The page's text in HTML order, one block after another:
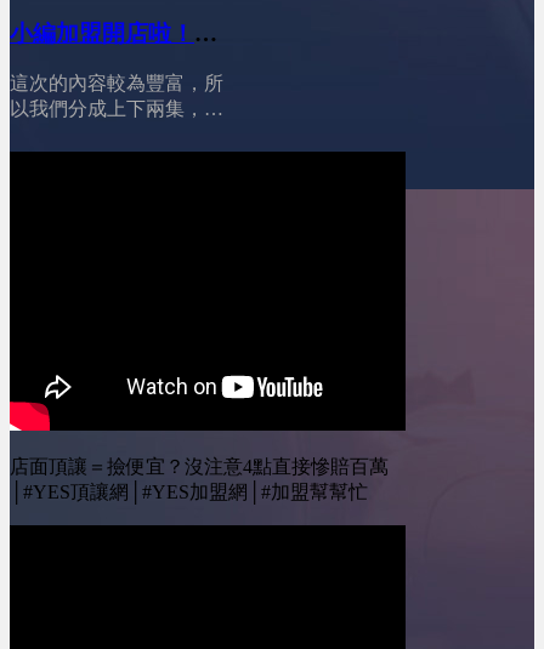
能不能活下來。
創業資金變貴了，但加盟
門檻卻更低&nbsp;01:55
更警慎&nbsp;02:48 市場
市場正在淘汰沒有真實力
的品牌
========================YES
加盟訂閱我的Youtube頻
道 ：&nbsp;@leo-
wei&nbsp;&nbsp;YES加盟
營運效率。想穩穩踏出創
你的貸款，真的差很多！
========================01:26
貸?!05:53 青創貸款&amp;
按讚我的Facebook專頁：
https://www.facebook.com/yestopone
按讚我的Instagram專頁：
小編加盟開店啦！
幫幫忙
這次的內容較為豐富，所
以我們分成上下兩集，
享給大家！ #加盟 #開店
#創業 #沈記脆皮五花豬
00:45 如何篩選品牌?
02:11 遇到特殊狀況?!
店面頂讓＝撿便宜？沒注意4點直接慘賠百萬
│#YES頂讓網│#YES加盟網│#加盟幫幫忙